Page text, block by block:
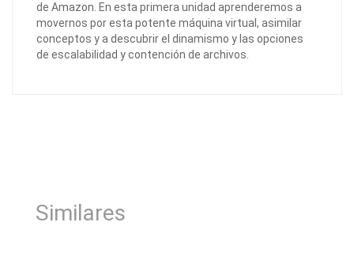
de Amazon. En esta primera unidad aprenderemos a
movernos por esta potente máquina virtual, asimilar
conceptos y a descubrir el dinamismo y las opciones
de escalabilidad y contención de archivos.
Similares